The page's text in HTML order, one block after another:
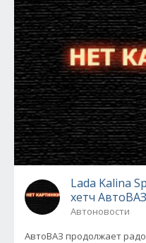
Lada Kalina
хетч
Автоновости
АвтоВАЗ продолжает